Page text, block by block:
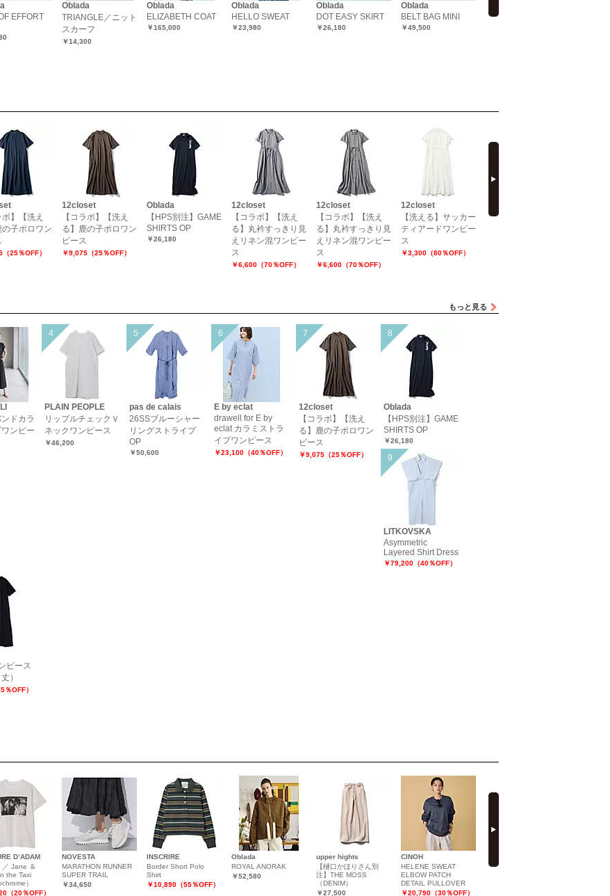
EFFORT
Oblada
TRIANGLE／ニット
スカーフ
￥14,300
Oblada
ELIZABETH COAT
￥165,000
Oblada
HELLO SWEAT
￥23,980
Oblada
DOT EASY SKIRT
￥26,180
Oblada
BELT BAG MINI
￥49,500
FEATHER COAT
ボ】【洗え
の子ポロワン
（25％OFF）
12closet
【コラボ】【洗え
る】鹿の子ポロワン
ピース
￥9,075（25％OFF）
Oblada
【HPS別注】GAME
SHIRTS OP
￥26,180
12closet
【コラボ】【洗え
る】丸衿すっきり見
えリネン混ワンピー
ス
￥6,600（70％OFF）
12closet
【コラボ】【洗え
る】丸衿すっきり見
えリネン混ワンピー
ス
￥6,600（70％OFF）
12closet
【洗える】サッカー
ティアードワンピー
ス
￥3,300（80％OFF）
Tシャツワンピース
ドカラ
ンピー
PLAIN PEOPLE
リップルチェックＶ
ネックワンピース
￥46,200
pas de calais
26SSブルーシャー
リングストライプ
OP
￥50,600
E by eclat
drawell for E by
eclat カラミストラ
イプワンピース
￥23,100（40％OFF）
12closet
【コラボ】【洗え
る】鹿の子ポロワン
ピース
￥9,075（25％OFF）
Oblada
【HPS別注】GAME
SHIRTS OP
￥26,180
LITKOVSKA
Asymmetric
Layered Shirt Dress
￥79,200（40％OFF）
ピース
）
％OFF）
もっと見る
D’ADAM
／ Jane ＆
the Taxi
）
（20％OFF）
NOVESTA
MARATHON RUNNER
SUPER TRAIL
￥34,650
INSCRIRE
Border Short Polo
Shirt
￥10,890（55％OFF）
Oblada
ROYAL ANORAK
￥52,580
upper hights
【樋口かほりさん別
注】THE MOSS
（DENIM）
￥27,500
CINOH
HELENE SWEAT
ELBOW PATCH
DETAIL PULLOVER
￥20,790（30％OFF）
FLOWER